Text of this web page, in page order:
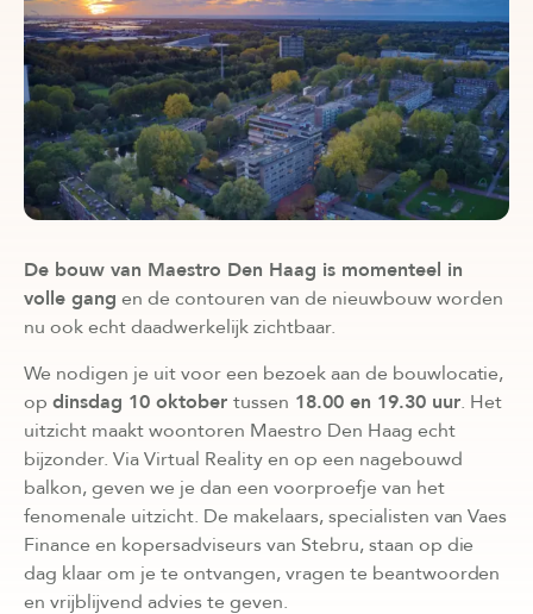
De bouw van Maestro Den Haag is momenteel in
volle gang en de contouren van de nieuwbouw worden
nu ook echt daadwerkelijk zichtbaar.
We nodigen je uit voor een bezoek aan de bouwlocatie,
op dinsdag 10 oktober tussen 18.00 en 19.30 uur. Het
uitzicht maakt woontoren Maestro Den Haag echt
bijzonder. Via Virtual Reality en op een nagebouwd
balkon, geven we je dan een voorproefje van het
fenomenale uitzicht. De makelaars, specialisten van Vaes
Finance en kopersadviseurs van Stebru, staan op die
dag klaar om je te ontvangen, vragen te beantwoorden
en vrijblijvend advies te geven.